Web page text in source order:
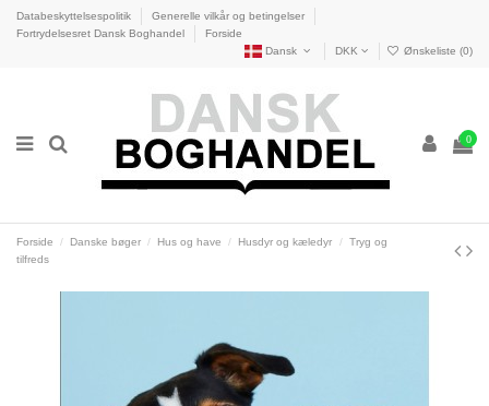
Databeskyttelsespolitik
Generelle vilkår og betingelser
Fortrydelsesret Dansk Boghandel
Forside
Dansk
DKK Ønskeliste (0)
0
Forside Danske bøger Hus og have Husdyr og kæledyr
Tryg og
tilfreds